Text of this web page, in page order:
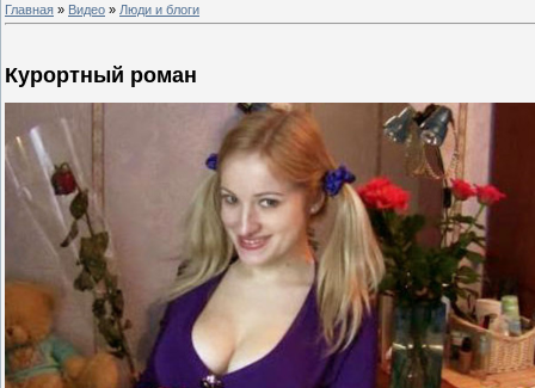
Главная » Видео » Люди и блоги
Курортный роман